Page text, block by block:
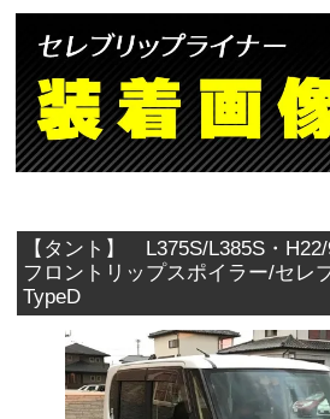
【タント】 L375S/L385S・
フロントリップスポイラー/セレ
TypeD